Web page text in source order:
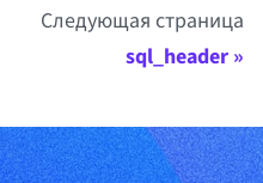
Следующая страница
sql_header